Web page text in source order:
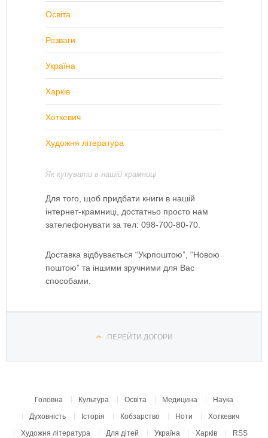
Освіта
Розваги
Україна
Харків
Хоткевич
Художня література
Як купувати в нашій крамниці
Для того, щоб придбати книги в нашій
інтернет-крамниці, достатньо просто нам
зателефонувати за тел: 098-700-80-70.
Доставка відбувається “Укрпоштою”, “Новою
поштою” та іншими зручними для Вас
способами.
ПЕРЕЙТИ ДОГОРИ
Головна Культура Освіта Медицина
Наука
Духовність
Історія Кобзарство Ноти
Хоткевич
Художня література
Для дітей Україна Харків RSS